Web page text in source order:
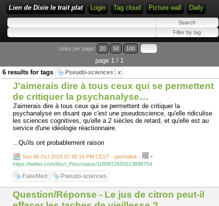
Lien de Dixie le trait plat Login Tag cloud Picture wall Daily
Links per page: 20 50 100
page 1 / 1
6 results for tags
Pseudo-sciences x
J'aimerais dire à tous ceux qui se permettent
de critiquer la psychanalyse…
J'aimerais dire à tous ceux qui se permettent de critiquer la
psychanalyse en disant que c'est une pseudoscience, qu'elle ridiculise
les sciences cognitives, qu'elle a 2 siècles de retard, et qu'elle est au
service d'une idéologie réactionnaire.
...Qu'ils ont probablement raison
Sun 06 Oct 2019 07:45:16 PM CEST - permalink - -
https://twitter.com/Ascl_Pios/status/1180872655613898754
FakeMed Pseudo-sciences
Question/Réponse - Le jus de citron peut-il